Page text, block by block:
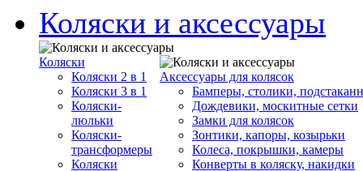
Коляски и аксессуары
Коляски
Коляски 2 в 1
Коляски 3 в 1
Коляски-
люльки
Коляски-
трансформеры
Коляски
Аксессуары для колясок
Бамперы, столики,
Дождевики, москитные сетки
Замки для колясок
Зонтики, капоры, козырьки
Колеса, покрышки, камеры
Конверты в коляску, накидки